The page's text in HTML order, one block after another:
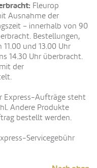
Fleurop
Ausnahme der
– innerhalb von 90
Bestellungen,
und 13.00 Uhr
14.30 Uhr überbracht.
der
Express-Aufträge steht
Andere Produkte
bestellt werden.
Servicegebühr